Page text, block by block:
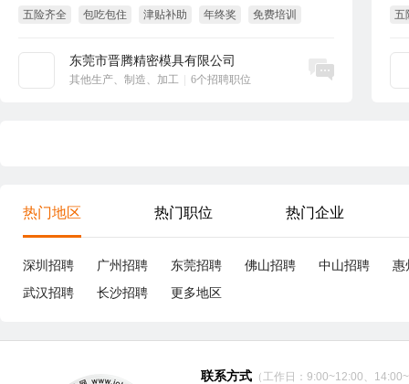
五险齐全 包吃包住 津贴补助 年终奖
免费培训
东莞市晋腾精密模具有限公司
其他生产、制造、加工 6个招聘职位
立即沟通
五
热门地区 热门职位 热门企业
深圳招聘 广州招聘 东莞招聘 佛山招聘 中山招聘
惠
武汉招聘
长沙招聘 更多地区
联系方式 （工作日：9:00~12:00、